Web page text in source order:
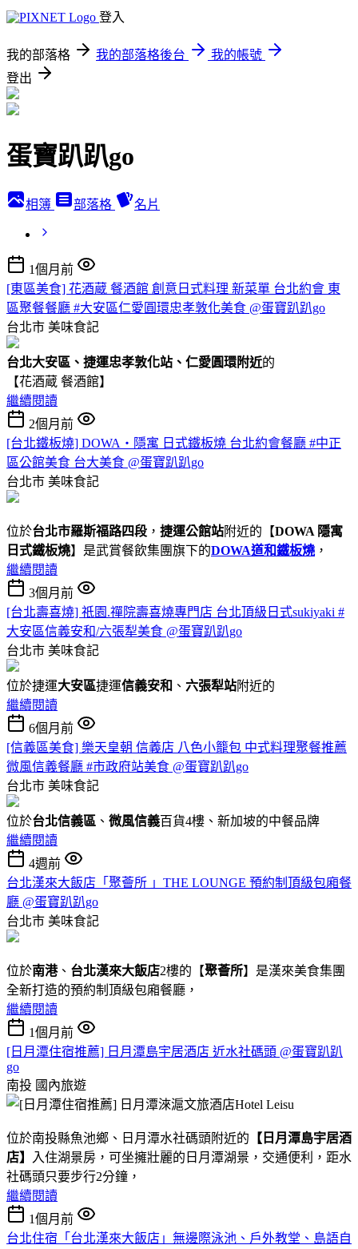
登入
我的部落格 我的部落格後台
我的帳號
登出
蛋寶趴趴go
相簿 部落格 名片
1個月前
[東區美食] 花酒蔵 餐酒館 創意日式料理 新菜單 台北約會 東
區聚餐餐廳 #大安區仁愛圓環忠孝敦化美食 @蛋寶趴趴go
台北市 美味食記
台北大安區、捷運忠孝敦化站、仁愛圓環附近的
【花酒蔵 餐酒館】
繼續閱讀
2個月前
[台北鐵板燒] DOWA・隱寓 日式鐵板燒 台北約會餐廳 #中正
區公館美食 台大美食 @蛋寶趴趴go
台北市 美味食記
位於台北市羅斯福路四段 ， 捷運公館站附近的【DOWA 隱寓
日式鐵板燒】是武賞餐飲集團旗下的DOWA道和鐵板燒 ，
繼續閱讀
3個月前
[台北壽喜燒] 祇園.禪院壽喜燒專門店 台北頂級日式sukiyaki #
大安區信義安和/六張犁美食 @蛋寶趴趴go
台北市 美味食記
位於捷運大安區捷運信義安和 、 六張犁站附近的
繼續閱讀
6個月前
[信義區美食] 樂天皇朝 信義店 八色小籠包 中式料理聚餐推薦
微風信義餐廳 #市政府站美食 @蛋寶趴趴go
台北市 美味食記
位於台北信義區 、 微風信義百貨4樓、新加坡的中餐品牌
繼續閱讀
4週前
台北漢來大飯店「聚薈所 」THE LOUNGE 預約制頂級包廂餐
廳 @蛋寶趴趴go
台北市 美味食記
位於南港、 台北漢來大飯店2樓的【聚薈所】是漢來美食集團
全新打造的預約制頂級包廂餐廳，
繼續閱讀
1個月前
[日月潭住宿推薦] 日月潭島宇居酒店 近水社碼頭 @蛋寶趴趴
go
南投 國內旅遊
位於南投縣魚池鄉、日月潭水社碼頭附近的 【日月潭島宇居酒
店】
入住湖景房，可坐擁壯麗的日月潭湖景，交通便利，距水
社碼頭只要步行2分鐘，
繼續閱讀
1個月前
台北住宿「台北漢來大飯店」無邊際泳池、戶外教堂、島語自